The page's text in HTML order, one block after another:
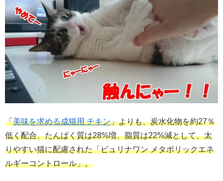
「美味を求める成猫用 チキン」よりも、炭水化物を約27％
低く配合、たんぱく質は28%増、脂質は22%減として、太
りやすい猫に配慮された「ピュリナワン メタボリックエネ
ルギーコントロール」。